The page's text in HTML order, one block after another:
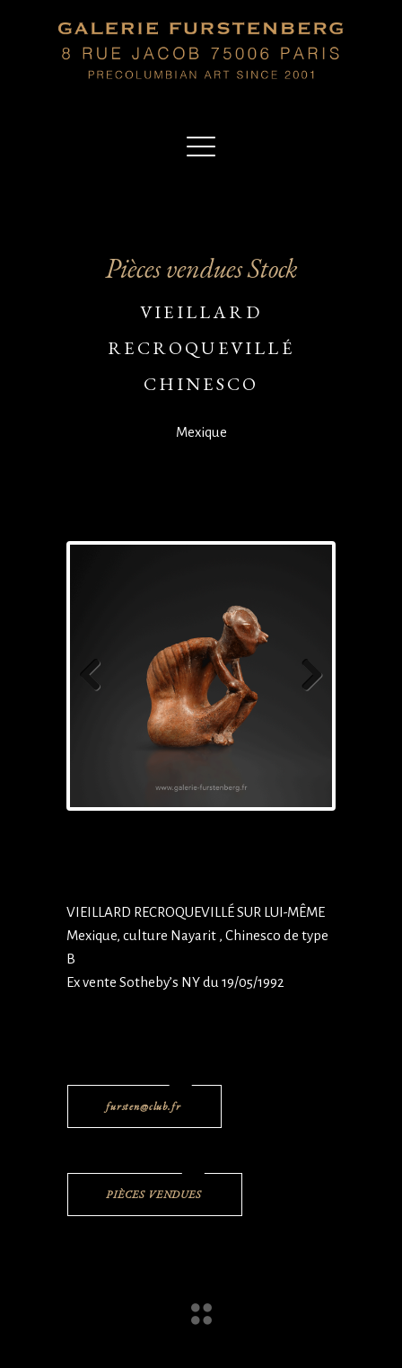
Pièces vendues Stock
VIEILLARD
RECROQUEVILLÉ
CHINESCO
Mexique
VIEILLARD RECROQUEVILLÉ SUR LUI-MÊME
Mexique, culture Nayarit , Chinesco de type
B
Ex vente Sotheby’s NY du 19/05/1992
fursten@club.fr
PIÈCES VENDUES